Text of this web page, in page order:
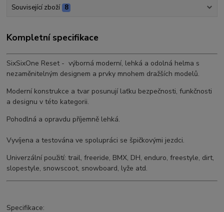
Související zboží 8
Kompletní specifikace
SixSixOne Reset - výborná moderní, lehká a odolná helma s
nezaměnitelným designem a prvky mnohem dražších modelů.
Moderní konstrukce a tvar posunují laťku bezpečnosti, funkčnosti
a designu v této kategorii.
Pohodlná a opravdu příjemně lehká.
Vyvíjena a testována ve spolupráci se špičkovými jezdci.
Univerzální použití: trail, freeride, BMX, DH, enduro, freestyle, dirt,
slopestyle, snowscoot, snowboard, lyže atd.
Specifikace: